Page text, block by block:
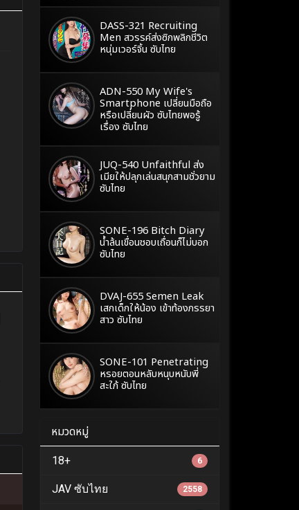
DASS-321 Recruiting
Men สวรรค์ส่งซิกพลิกชีวิต
หนุ่มเวอร์จิ้น ซับไทย
ADN-550 My Wife's
Smartphone เปลี่ยนมือถือ
หรือเปลี่ยนผัว ซับไทยพอรู้
เรื่อง ซับไทย
JUQ-540 Unfaithful ส่ง
เมียให้ปลุกเล่นสนุกสามชั่วยาม
ซับไทย
SONE-196 Bitch Diary
น้ำล้นเขื่อนชอบเถื่อนก็ไม่บอก
ซับไทย
DVAJ-655 Semen Leak
เสกเด็กให้น้อง เข้าท้องภรรยา
สาว ซับไทย
SONE-101 Penetrating
หรอยตอนหลับหนุบหนับพี่
สะใภ้ ซับไทย
หมวดหมู่
18+ 6
JAV ซับไทย 2558